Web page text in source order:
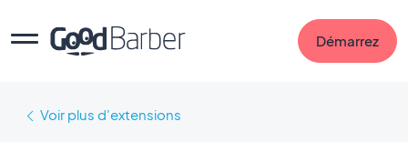
Démarrez
Voir plus d'extensions